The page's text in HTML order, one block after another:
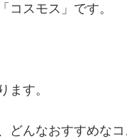
コスモス」です。
ます。
どんなおすすめな